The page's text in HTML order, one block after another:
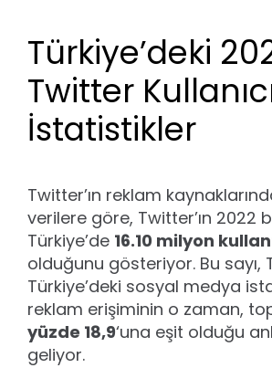
Türkiye’deki
Twitter
İstatistikler
Twitter’ın reklam
verilere göre, Twitter’ın 2022
Türkiye’de 16.10 milyon
olduğunu gösteriyor. Bu sayı,
Türkiye’deki sosyal medya
reklam erişiminin o zaman,
yüzde 18,9‘una eşit olduğu
geliyor.